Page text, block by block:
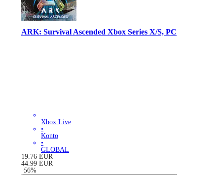
ARK: Survival Ascended Xbox Series X/S, PC
Xbox Live
•
Konto
•
GLOBAL
19.76 EUR
44.99 EUR
-56%